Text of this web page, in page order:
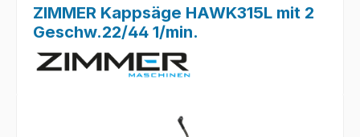
ZIMMER Kappsäge HAWK315L mit 2
Geschw.22/44 1/min.
Bildergalerie überspringen